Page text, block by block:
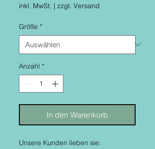
inkl. MwSt. | zzgl. Versand
Größe *
Anzahl *
In den Warenkorb
Unsere Kunden lieben sie: